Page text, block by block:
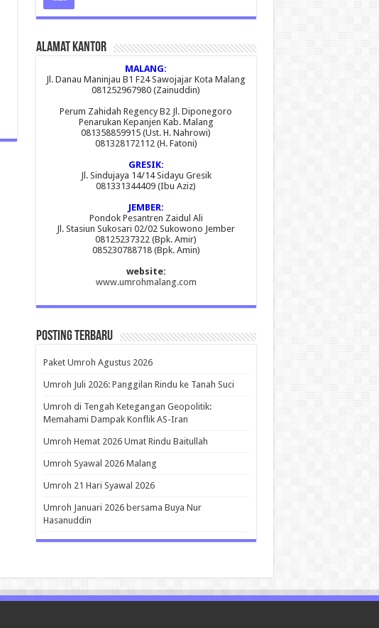
Alamat Kantor
MALANG:
Jl. Danau Maninjau B1 F24 Sawojajar Kota Malang
081252967980 (Zainuddin)
Perum Zahidah Regency B2 Jl. Diponegoro
Penarukan Kepanjen Kab. Malang
081358859915 (Ust. H. Nahrowi)
081328172112 (H. Fatoni)
GRESIK:
Jl. Sindujaya 14/14 Sidayu Gresik
081331344409 (Ibu Aziz)
JEMBER:
Pondok Pesantren Zaidul Ali
Jl. Stasiun Sukosari 02/02 Sukowono Jember
08125237322 (Bpk. Amir)
085230788718 (Bpk. Amin)
website:
www.umrohmalang.com
Posting Terbaru
Paket Umroh Agustus 2026
Umroh Juli 2026: Panggilan Rindu ke Tanah Suci
Umroh di Tengah Ketegangan Geopolitik:
Memahami Dampak Konflik AS-Iran
Umroh Hemat 2026 Umat Rindu Baitullah
Umroh Syawal 2026 Malang
Umroh 21 Hari Syawal 2026
Umroh Januari 2026 bersama Buya Nur
Hasanuddin